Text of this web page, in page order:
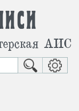
АИС